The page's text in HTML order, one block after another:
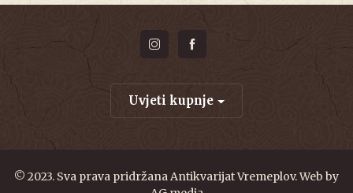
Uvjeti kupnje
© 2023. Sva prava pridržana Antikvarijat Vremeplov. Web by